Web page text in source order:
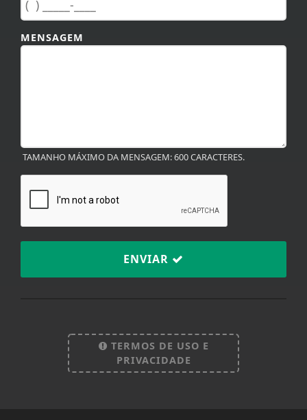
MENSAGEM
TAMANHO MÁXIMO DA MENSAGEM: 600 CARACTERES.
ENVIAR
TERMOS DE USO E
PRIVACIDADE
experiência de navegação. Ao continuar o acesso,
entendemos que você concorda com nossos Termos
de Uso e Privacidade.